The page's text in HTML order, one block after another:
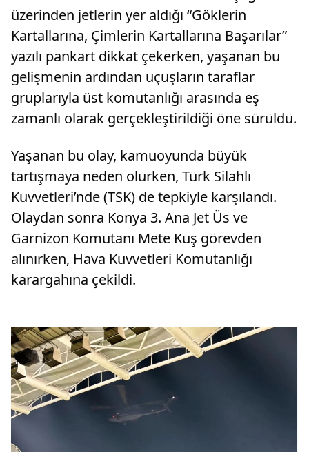
üzerinden jetlerin yer aldığı “Göklerin
Kartallarına, Çimlerin Kartallarına Başarılar”
yazılı pankart dikkat çekerken, yaşanan bu
gelişmenin ardından uçuşların taraflar
gruplarıyla üst komutanlığı arasında eş
zamanlı olarak gerçekleştirildiği öne sürüldü.
Yaşanan bu olay, kamuoyunda büyük
tartışmaya neden olurken, Türk Silahlı
Kuvvetleri’nde (TSK) de tepkiyle karşılandı.
Olaydan sonra Konya 3. Ana Jet Üs ve
Garnizon Komutanı Mete Kuş görevden
alınırken, Hava Kuvvetleri Komutanlığı
karargahına çekildi.